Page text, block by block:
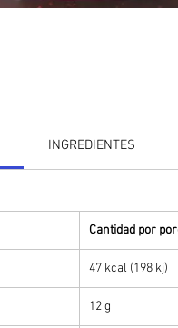
INGREDIENTES
Cantidad por
47 kcal (198 kj)
12 g